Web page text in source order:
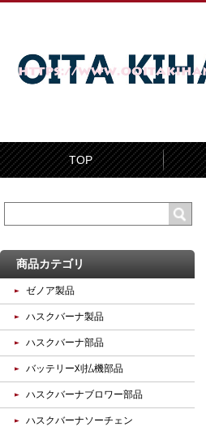
TOP
商品カテゴリ
ゼノア製品
ハスクバーナ製品
ハスクバーナ部品
バッテリー刈払機部品
ハスクバーナブロワー部品
ハスクバーナソーチェン